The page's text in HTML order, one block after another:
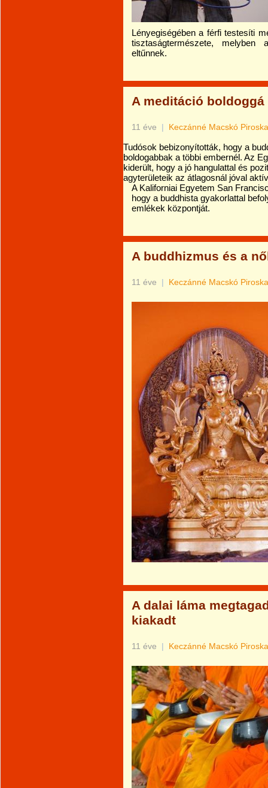
Lényegiségében a férfi testesíti
tisztaságtermészete,
eltűnnek.
A meditáció boldoggá
11 éve | Keczánné Macskó Piroska
Tudósok bebizonyították, hogy a
boldogabbak a többi embernél. Az
kiderült, hogy a jó hangulattal és
agyterületeik az átlagosnál jóval
A Kaliforniai Egyetem San
hogy a buddhista gyakorlattal
emlékek központját.
A buddhizmus és a
11 éve | Keczánné Macskó Piroska
A dalai láma
kiakadt
11 éve | Keczánné Macskó Piroska